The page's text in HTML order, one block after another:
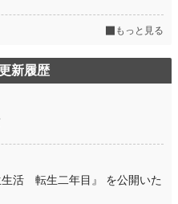
もっと見る
新履歴
生活 転生二年目』 を公開いた